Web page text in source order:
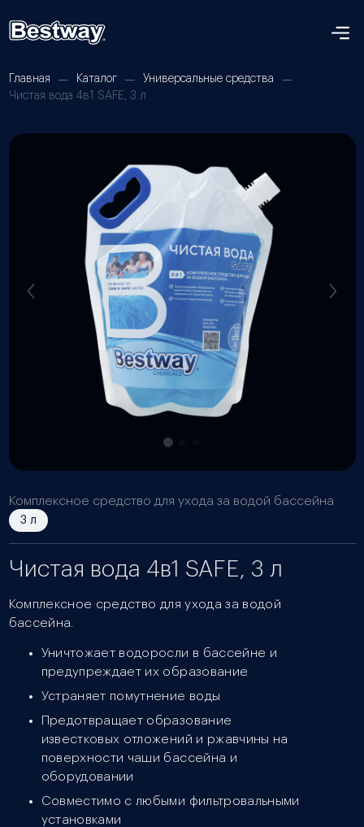
Главная Каталог
Универсальные средства
Чистая вода 4в1 SAFE, 3 л
Комплексное средство для ухода за водой бассейна
3 л
Чистая вода 4в1 SAFE, 3 л
Комплексное средство для ухода за водой
бассейна.
Уничтожает водоросли в бассейне и
предупреждает их образование
Устраняет помутнение воды
Предотвращает образование
известковых отложений и ржавчины на
поверхности чаши бассейна и
оборудовании
Совместимо с любыми фильтровальными
установками